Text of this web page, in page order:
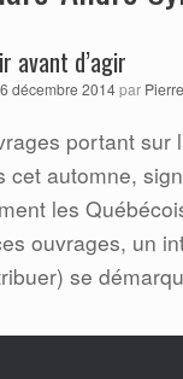
avant d’agir
décembre 2014par
portant sur
cet automne,
les
ouvrages, un
se